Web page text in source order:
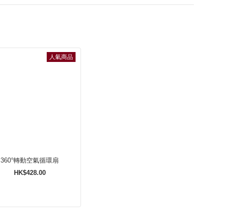
人氣商品
360°轉動空氣循環扇
HK$428.00